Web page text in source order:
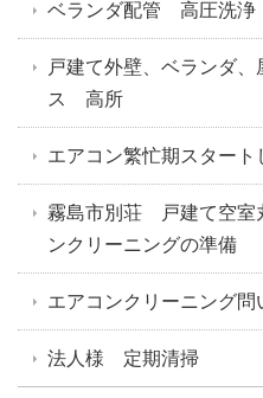
ベランダ配管 高圧洗浄
戸建て外壁、ベランダ
ス 高所
エアコン繁忙期スタート
霧島市別荘 戸建て空室
ンクリーニングの準備
エアコンクリーニング問
法人様 定期清掃